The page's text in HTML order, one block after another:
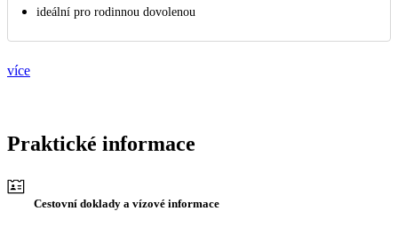
ideální pro rodinnou dovolenou
více
Praktické informace
Cestovní doklady a vízové informace